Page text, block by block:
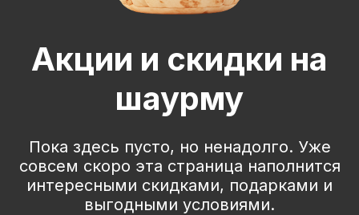
Акции и скидки на
шаурму
Пока здесь пусто, но ненадолго. Уже
совсем скоро эта страница наполнится
интересными скидками, подарками и
выгодными условиями.